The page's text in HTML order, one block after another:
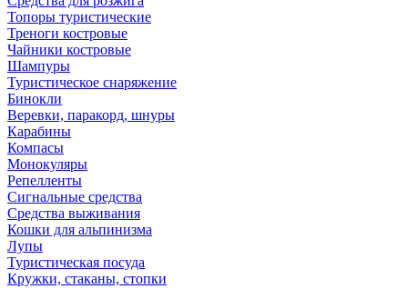
Топоры туристические
Треноги костровые
Чайники костровые
Шампуры
Туристическое снаряжение
Бинокли
Веревки, паракорд, шнуры
Карабины
Компасы
Монокуляры
Репелленты
Сигнальные средства
Средства выживания
Кошки для альпинизма
Лупы
Туристическая посуда
Кружки, стаканы, стопки